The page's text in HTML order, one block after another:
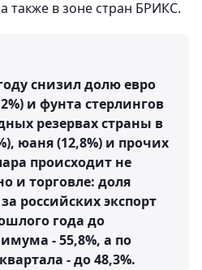
также в зоне стран БРИКС.
снизил долю евро
и фунта стерлингов
резервах страны в
юаня (12,8%) и прочих
происходит не
и торговле: доля
российских экспорт
года до
- 55,8%, а по
- до 48,3%.